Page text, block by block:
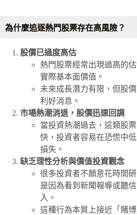
為什麼追逐熱門股票存在高風險？
股價已過度高估
熱門股票經常出現過高的
實際基本面價值。
未來成長潛力有限，但股
利好消息。
市場熱潮消退，股價迅速回調
當投資熱潮過去，這類股
快，投資者容易在恐慌中
損失。
缺乏理性分析與價值投資觀念
很多投資者不願意花時間
是因為看到新聞報導或聽
入。
這種行為本質上接近「賭